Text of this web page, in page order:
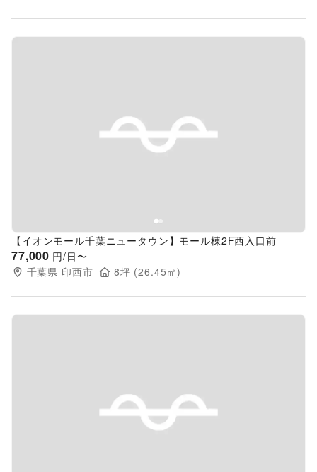
Previous slide
【イオンモール千葉ニュータウン】モール棟2F西入口前
77,000 円/日〜
千葉県 印西市 8坪 (26.45㎡)
Previous slide